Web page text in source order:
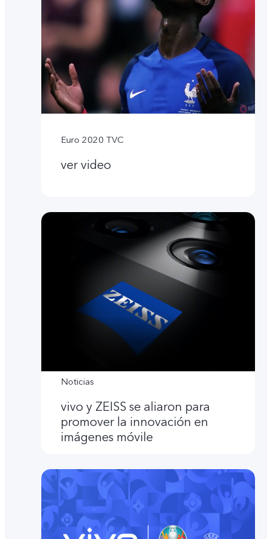
Euro 2020 TVC
ver video
Noticias
vivo y ZEISS se aliaron para
promover la innovación en
imágenes móvile